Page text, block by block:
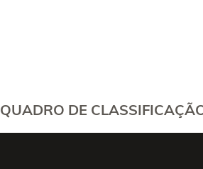
QUADRO DE